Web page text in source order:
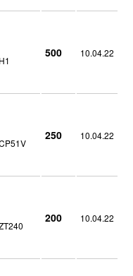
500 10.04.22
250 10.04.22
200 10.04.22